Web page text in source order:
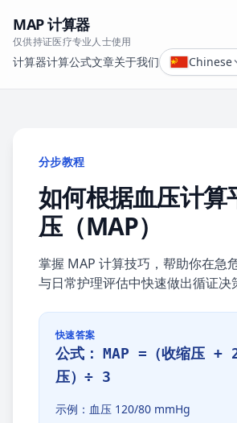
MAP 计算器
仅供持证医疗专业人士使用
计算器计算公式文章关于我们 Chinese
分步教程
如何根据血压计算
压（MAP）
掌握 MAP 计算技巧，帮助你在急
与日常护理评估中快速做出循证决
快速答案
公式： MAP =（收缩压 +
压）÷ 3
示例：血压 120/80 mmHg